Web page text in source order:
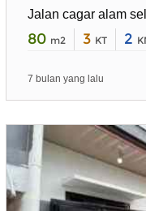
Jalan cagar alam
80 m2 3 KT 2
7 bulan yang lalu